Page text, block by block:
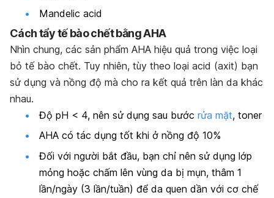
Mandelic acid
Cách tẩy tế bào chết bằng AHA
Nhìn chung, các sản phẩm AHA hiệu quả trong việc loại
bỏ tế bào chết. Tuy nhiên, tùy theo loại acid (axit) bạn
sử dụng và nồng độ mà cho ra kết quả trên làn da khác
nhau.
Độ pH < 4, nên sử dụng sau bước rửa mặt, toner
AHA có tác dụng tốt khi ở nồng độ 10%
Đối với người bắt đầu, bạn chỉ nên sử dụng lớp
mỏng hoặc chấm lên vùng da bị mụn, thâm 1
lần/ngày (3 lần/tuần) để da quen dần với cơ chế